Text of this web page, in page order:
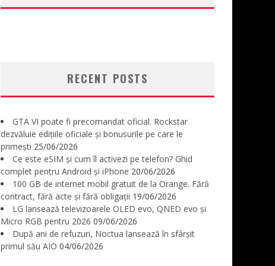
RECENT POSTS
GTA VI poate fi precomandat oficial. Rockstar
dezvăluie edițiile oficiale și bonusurile pe care le
primești 25/06/2026
Ce este eSIM și cum îl activezi pe telefon? Ghid
complet pentru Android și iPhone 20/06/2026
100 GB de internet mobil gratuit de la Orange. Fără
contract, fără acte și fără obligații 19/06/2026
LG lansează televizoarele OLED evo, QNED evo și
Micro RGB pentru 2026 09/06/2026
După ani de refuzuri, Noctua lansează în sfârșit
primul său AIO 04/06/2026